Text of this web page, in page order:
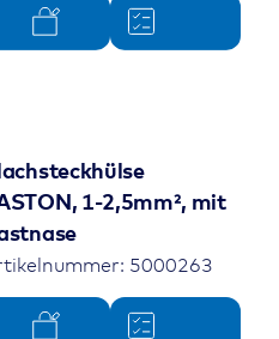
1-2,5mm², mit
5000263